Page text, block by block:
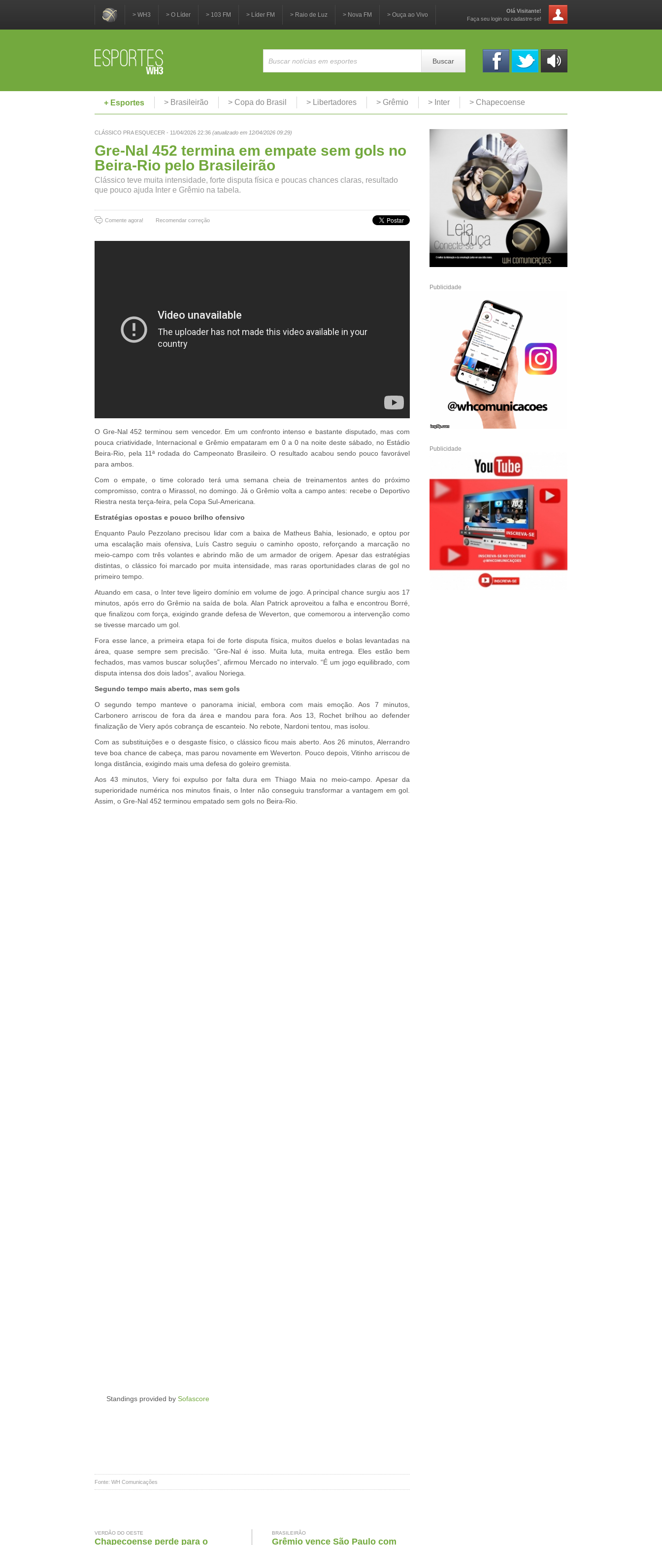
> WH3 > O Líder > 103 FM > Líder FM > Raio de Luz > Nova FM > Ouça ao Vivo
Olá Visitante!
Faça seu login ou cadastre-se!
Buscar
+ Esportes
> Brasileirão > Copa do Brasil > Libertadores > Grêmio > Inter > Chapecoense
CLÁSSICO PRA ESQUECER - 11/04/2026 22:36 (atualizado em 12/04/2026 09:29)
Gre-Nal 452 termina em empate sem gols no
Beira-Rio pelo Brasileirão
Clássico teve muita intensidade, forte disputa física e poucas chances claras, resultado
que pouco ajuda Inter e Grêmio na tabela.
Comente agora! Recomendar correção
O Gre-Nal 452 terminou sem vencedor. Em um confronto intenso e bastante disputado, mas com
pouca criatividade, Internacional e Grêmio empataram em 0 a 0 na noite deste sábado, no Estádio
Beira-Rio, pela 11ª rodada do Campeonato Brasileiro. O resultado acabou sendo pouco favorável
para ambos.
Com o empate, o time colorado terá uma semana cheia de treinamentos antes do próximo
compromisso, contra o Mirassol, no domingo. Já o Grêmio volta a campo antes: recebe o Deportivo
Riestra nesta terça-feira, pela Copa Sul-Americana.
Estratégias opostas e pouco brilho ofensivo
Enquanto Paulo Pezzolano precisou lidar com a baixa de Matheus Bahia, lesionado, e optou por
uma escalação mais ofensiva, Luís Castro seguiu o caminho oposto, reforçando a marcação no
meio-campo com três volantes e abrindo mão de um armador de origem. Apesar das estratégias
distintas, o clássico foi marcado por muita intensidade, mas raras oportunidades claras de gol no
primeiro tempo.
Atuando em casa, o Inter teve ligeiro domínio em volume de jogo. A principal chance surgiu aos 17
minutos, após erro do Grêmio na saída de bola. Alan Patrick aproveitou a falha e encontrou Borré,
que finalizou com força, exigindo grande defesa de Weverton, que comemorou a intervenção como
se tivesse marcado um gol.
Fora esse lance, a primeira etapa foi de forte disputa física, muitos duelos e bolas levantadas na
área, quase sempre sem precisão. “Gre-Nal é isso. Muita luta, muita entrega. Eles estão bem
fechados, mas vamos buscar soluções”, afirmou Mercado no intervalo. “É um jogo equilibrado, com
disputa intensa dos dois lados”, avaliou Noriega.
Segundo tempo mais aberto, mas sem gols
O segundo tempo manteve o panorama inicial, embora com mais emoção. Aos 7 minutos,
Carbonero arriscou de fora da área e mandou para fora. Aos 13, Rochet brilhou ao defender
finalização de Viery após cobrança de escanteio. No rebote, Nardoni tentou, mas isolou.
Com as substituições e o desgaste físico, o clássico ficou mais aberto. Aos 26 minutos, Alerrandro
teve boa chance de cabeça, mas parou novamente em Weverton. Pouco depois, Vitinho arriscou de
longa distância, exigindo mais uma defesa do goleiro gremista.
Aos 43 minutos, Viery foi expulso por falta dura em Thiago Maia no meio-campo. Apesar da
superioridade numérica nos minutos finais, o Inter não conseguiu transformar a vantagem em gol.
Assim, o Gre-Nal 452 terminou empatado sem gols no Beira-Rio.
Standings provided by Sofascore
Fonte: WH Comunicações
VERDÃO DO OESTE
Chapecoense perde para o
BRASILEIRÃO
Grêmio vence São Paulo com
Publicidade
Publicidade